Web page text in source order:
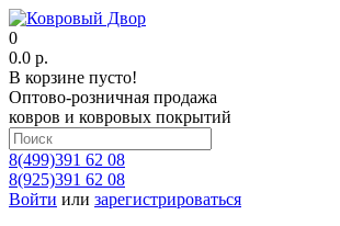
0
0.0 р.
В корзине пусто!
Оптово-розничная продажа
ковров и ковровых покрытий
8(499)391 62 08
8(925)391 62 08
Войти или зарегистрироваться